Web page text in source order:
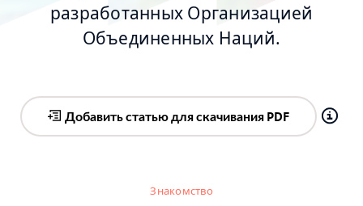
разработанных Организацией
Объединенных Наций.
© stock.adobe.com/yanadjan
Добавить статью для скачивания PDF
Знакомство